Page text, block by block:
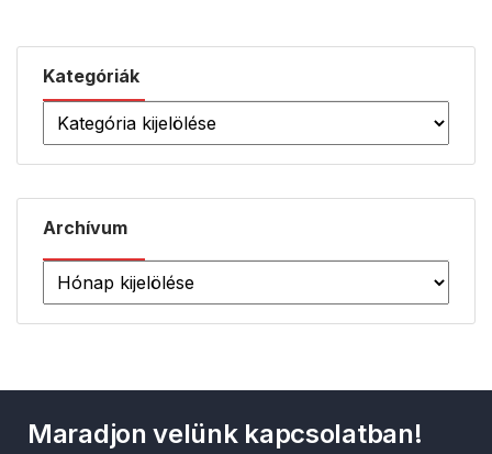
Kategóriák
Archívum
Maradjon velünk kapcsolatban!